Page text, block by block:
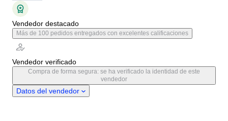
Vendedor destacado
Más de 100 pedidos entregados con excelentes calificaciones
Vendedor verificado
Compra de forma segura: se ha verificado la identidad de este
vendedor
Datos del vendedor